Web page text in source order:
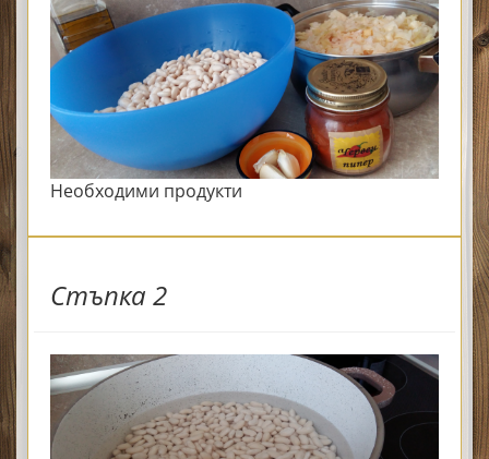
Необходими продукти
Стъпка 2